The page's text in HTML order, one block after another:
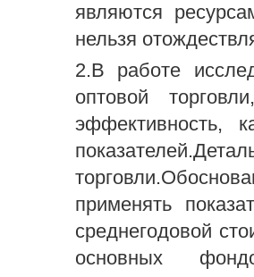
являются
нельзя
2.В работе
оптовой
эффективность,
применять
среднегодовой
основных